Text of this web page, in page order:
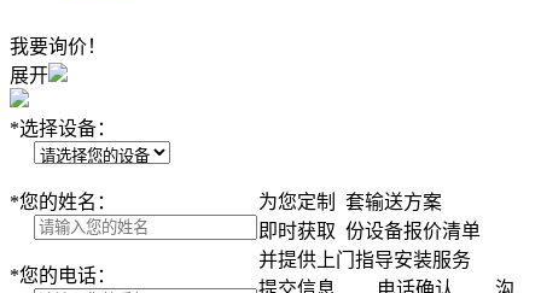
我要询价！
展开
*选择设备：
*您的姓名：
*您的电话：
为您定制
套输送方案
即时获取 份设备报价清单
并提供上门指导安装服务
提交信息
电话确认 沟